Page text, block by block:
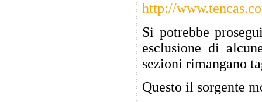
http://
Si potrebbe
esclusione di
sezioni rimangano
Questo il sorgente